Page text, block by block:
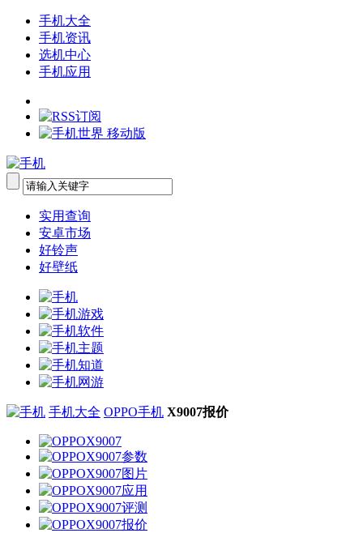
手机大全
手机资讯
选机中心
手机应用
实用查询
安卓市场
好铃声
好壁纸
手机大全 OPPO手机 X9007报价